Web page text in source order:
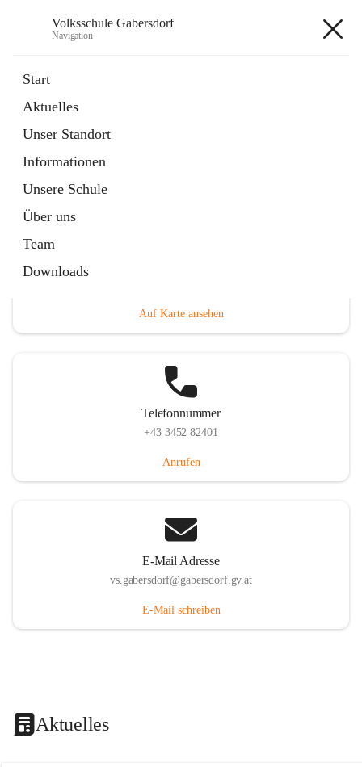
Volksschule Gabersdorf
Navigation
Start
Aktuelles
Unser Standort
Informationen
Unsere Schule
Über uns
Team
Downloads
Artikel
in
Tab
Auf Karte ansehen
Telefonnummer
+43 3452 82401
Anrufen
E-Mail Adresse
vs.gabersdorf@gabersdorf.gv.at
E-Mail schreiben
Aktuelles